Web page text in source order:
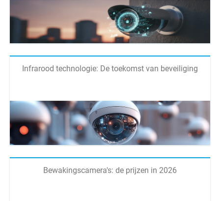
Infrarood technologie: De toekomst van beveiliging
Bewakingscamera's: de prijzen in 2026